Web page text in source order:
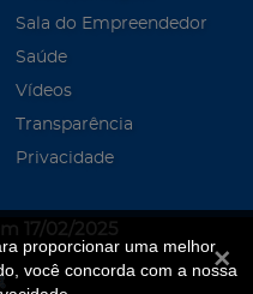
proporcionar uma melhor
você concorda com a nossa
Sala do Empreendedor
Saúde
Vídeos
Transparência
Privacidade
17/02/2025